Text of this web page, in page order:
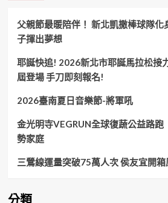
座
教
授
度
評
業
生
父親節最暖陪伴！ 新北凱撒棒球隊
子揮出夢想
耶誕快追! 2026新北市耶誕馬拉松
屆登場 手刀即刻報名!
2026臺南夏日音樂節-將軍吼
金光明寺VEGRUN全球復蔬公益路
勢家庭
三鶯線運量突破75萬人次 侯友宜開
分類